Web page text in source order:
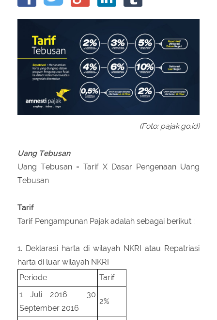
Peraturan Pengampunan Pajak
About Us
Kontak Kami
Sitemap
(Foto: pajak.go.id)
Uang Tebusan
Uang Tebusan = Tarif X Dasar Pengenaan Uang
Tebusan
Tarif
Tarif Pengampunan Pajak adalah sebagai berikut :
1. Deklarasi harta di wilayah NKRI atau Repatriasi
harta di luar wilayah NKRI
Periode
Tarif
1 Juli 2016 – 30
September 2016
2%